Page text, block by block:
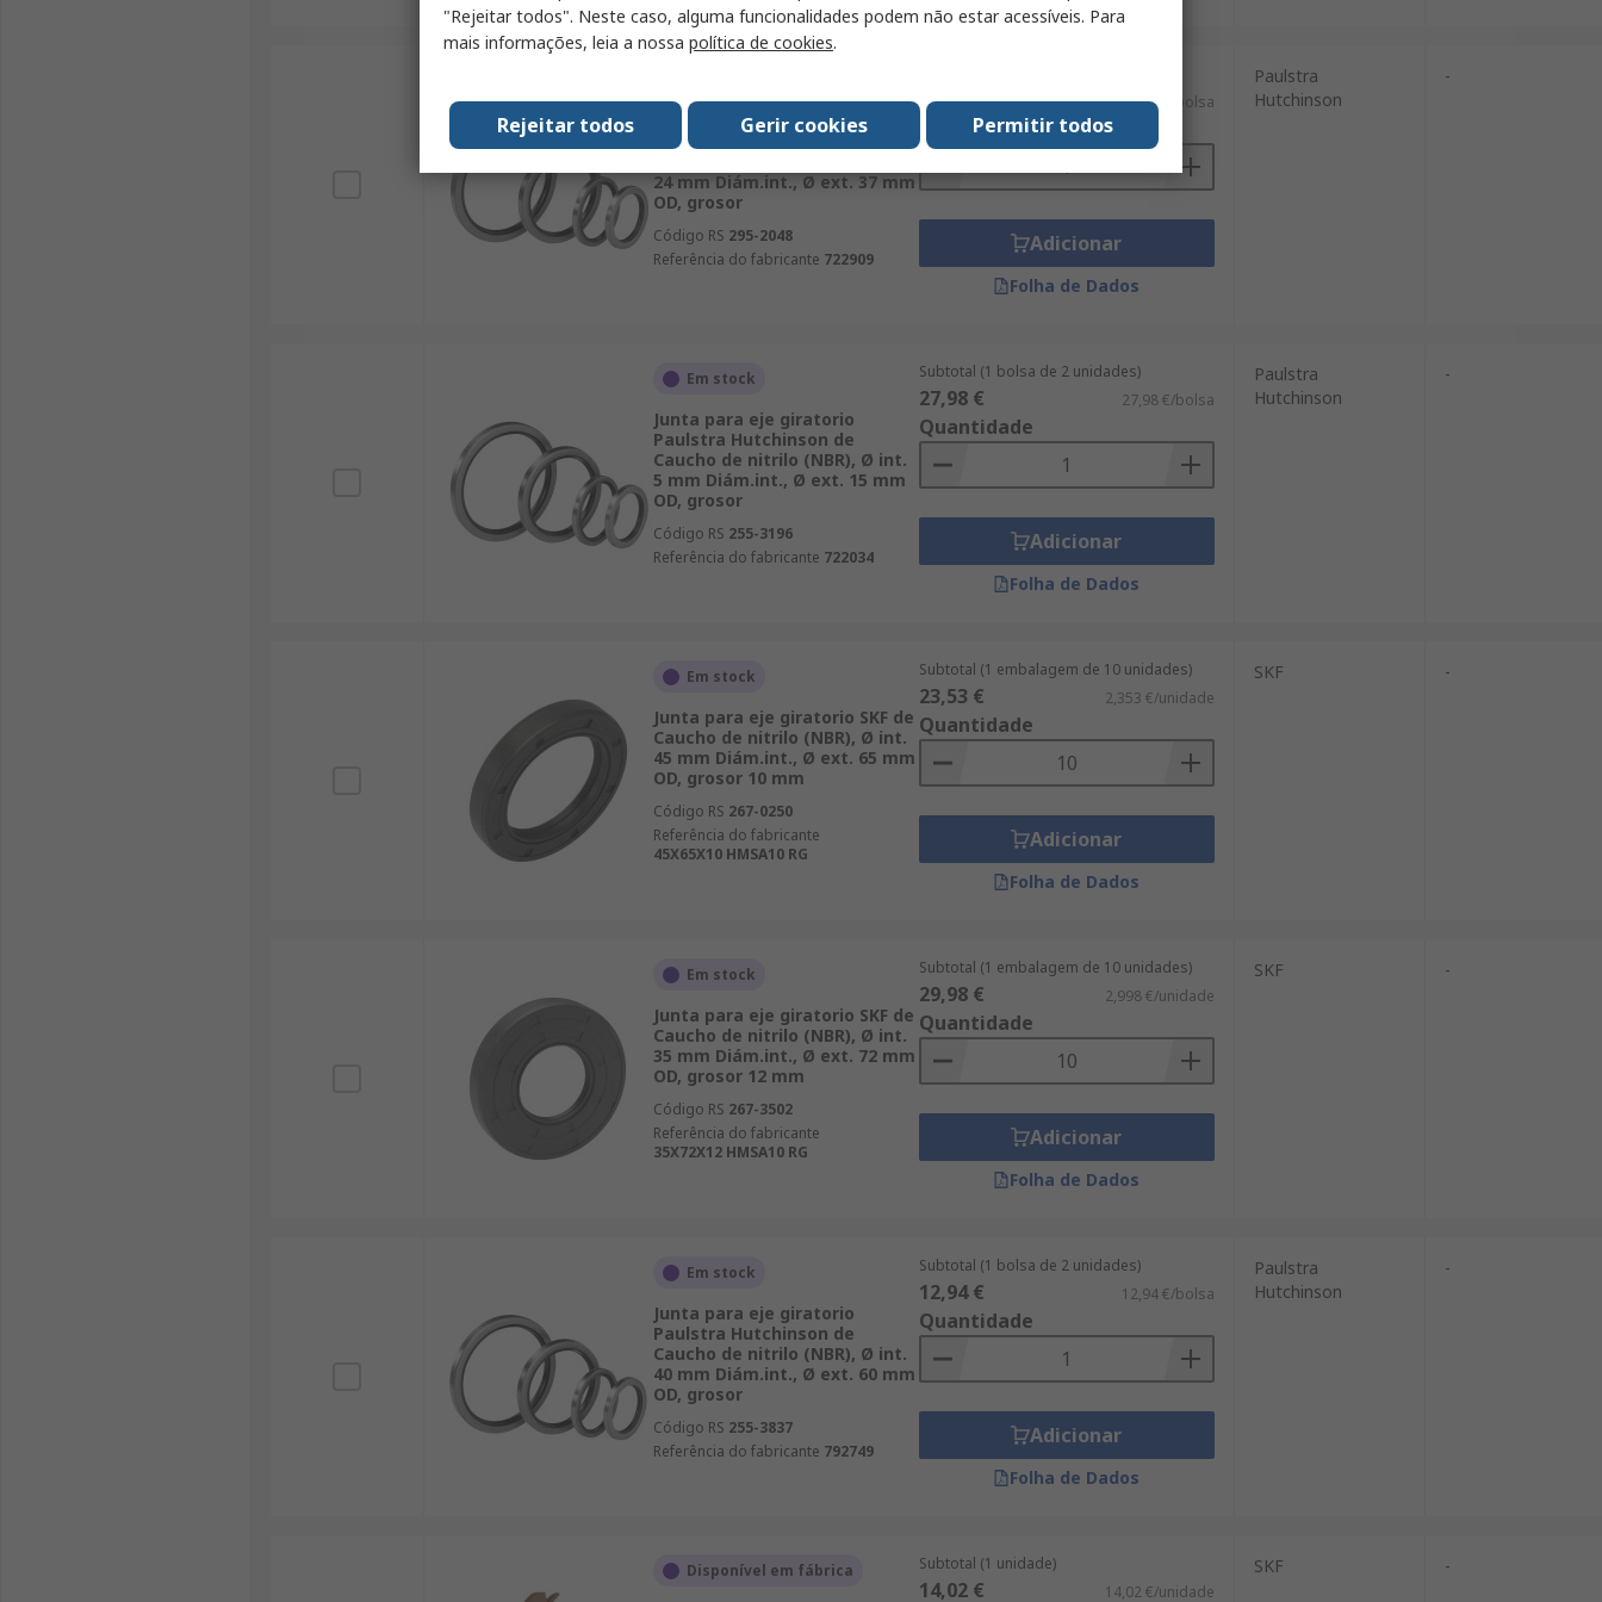
Junta para eje giratorio
Paulstra Hutchinson de
24 mm Diám.int., Ø ext. 37 mm
OD, grosor
Código RS 295-2048
Referência do fabricante 722909
11,86 € 11,86 €/bolsa
Quantidade
Adicionar
Folha de Dados
Paulstra
Hutchinson
-
Em stock
Junta para eje giratorio
Paulstra Hutchinson de
Caucho de nitrilo (NBR), Ø int.
5 mm Diám.int., Ø ext. 15 mm
OD, grosor
Código RS 255-3196
Referência do fabricante 722034
Subtotal (1 bolsa de 2 unidades)
27,98 € 27,98 €/bolsa
Quantidade
Adicionar
Folha de Dados
Paulstra
Hutchinson
-
Em stock
Junta para eje giratorio SKF de
Caucho de nitrilo (NBR), Ø int.
45 mm Diám.int., Ø ext. 65 mm
OD, grosor 10 mm
Código RS 267-0250
Referência do fabricante
45X65X10 HMSA10 RG
Subtotal (1 embalagem de 10 unidades)
23,53 € 2,353 €/unidade
Quantidade
Adicionar
Folha de Dados
SKF -
Em stock
Junta para eje giratorio SKF de
Caucho de nitrilo (NBR), Ø int.
35 mm Diám.int., Ø ext. 72 mm
OD, grosor 12 mm
Código RS 267-3502
Referência do fabricante
35X72X12 HMSA10 RG
Subtotal (1 embalagem de 10 unidades)
29,98 € 2,998 €/unidade
Quantidade
Adicionar
Folha de Dados
SKF -
Em stock
Junta para eje giratorio
Paulstra Hutchinson de
Caucho de nitrilo (NBR), Ø int.
40 mm Diám.int., Ø ext. 60 mm
OD, grosor
Código RS 255-3837
Referência do fabricante 792749
Subtotal (1 bolsa de 2 unidades)
12,94 € 12,94 €/bolsa
Quantidade
Adicionar
Folha de Dados
Paulstra
Hutchinson
-
Disponível em fábrica Subtotal (1 unidade)
14,02 € 14,02 €/unidade
SKF -
"Rejeitar todos". Neste caso, alguma funcionalidades podem não estar acessíveis. Para
mais informações, leia a nossa política de cookies.
Permitir todos
Gerir cookies
Rejeitar todos